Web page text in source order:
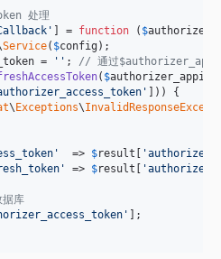
处理
' ] = function ( $
Service( $config );
= '' ; // 通过$authorizer_appid
( $authorizer_appid
' ])) {
\Exceptions\
'
  =>
$result [ '
' => $result [ '
库
' ];